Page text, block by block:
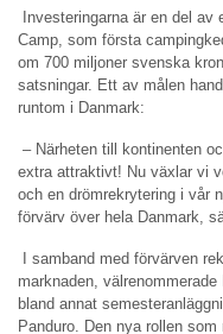
Investeringarna är en del
Camp, som första
om 700 miljoner svenska
satsningar. Ett av målen
runtom i Danmark:
– Närheten till kontinenten
extra attraktivt! Nu växlar vi
och en drömrekrytering i vår
förvärv över hela Danmark,
I samband med förvärven
marknaden,
bland annat
Panduro. Den nya rollen